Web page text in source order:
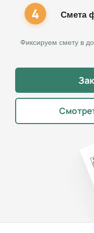
Смета
Фиксируем смету в